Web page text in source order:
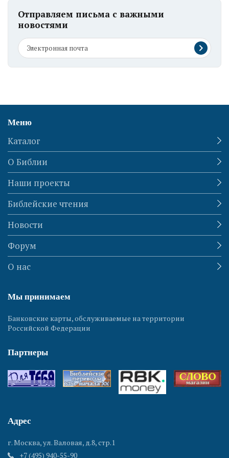
Отправляем письма с важными
новостями
Меню
Каталог
О Библии
Наши проекты
Библейские чтения
Новости
Форум
О нас
Мы принимаем
Банковские карты, обслуживаемые на территории
Российской Федерации
Партнеры
Адрес
г. Москва, ул. Валовая, д.8, стр.1
+7 (495) 940-55-90